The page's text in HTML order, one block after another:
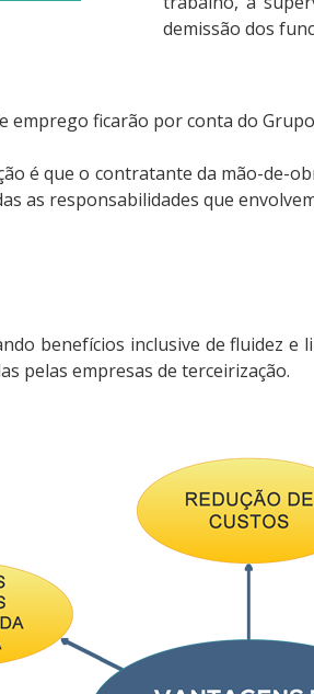
demissão dos
emprego ficarão por conta do
é que o contratante da mão-de-
as responsabilidades que
benefícios inclusive de fluidez
pelas empresas de terceirização.